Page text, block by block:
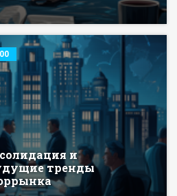
и
тренды